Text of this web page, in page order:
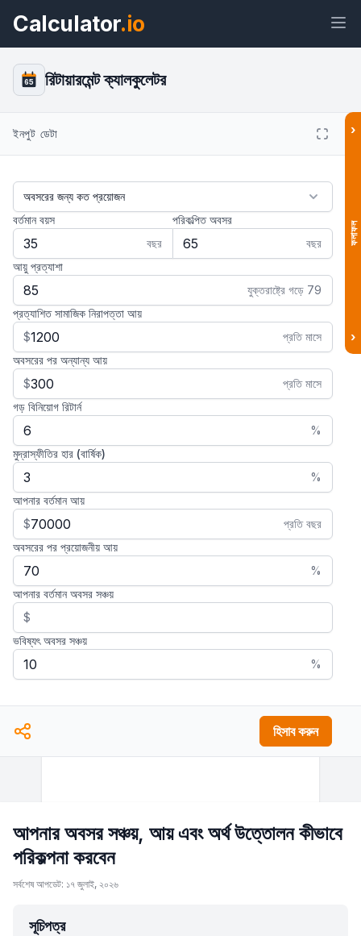
Calculator.io
65 রিটায়ারমেন্ট ক্যালকুলেটর
ইনপুট ডেটা
বর্তমান বয়স
বছর
পরিকল্পিত অবসর
বছর
আয়ু প্রত্যাশা
যুক্তরাষ্ট্রে গড়ে 79
প্রত্যাশিত সামাজিক নিরাপত্তা আয়
$
প্রতি মাসে
অবসরের পর অন্যান্য আয়
$
প্রতি মাসে
গড় বিনিয়োগ রিটার্ন
%
মুদ্রাস্ফীতির হার (বার্ষিক)
%
আপনার বর্তমান আয়
$
প্রতি বছর
অবসরের পর প্রয়োজনীয় আয়
%
আপনার বর্তমান অবসর সঞ্চয়
$
ভবিষ্যৎ অবসর সঞ্চয়
%
হিসাব করুন
›
ফলাফল
›
আপনার অবসর সঞ্চয়, আয় এবং অর্থ উত্তোলন কীভাবে
পরিকল্পনা করবেন
সর্বশেষ আপডেট: ১৭ জুলাই, ২০২৬
সূচিপত্র